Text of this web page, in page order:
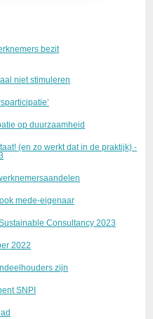
bezit
niet stimuleren
op duurzaamheid
(en zo werkt dat in de praktijk) -
mede-eigenaar
Consultancy 2023
2022
zijn
SNPI